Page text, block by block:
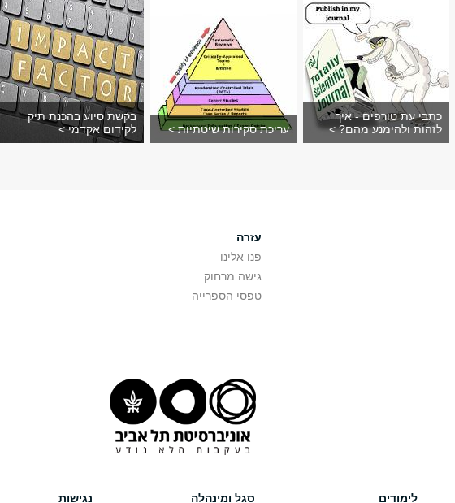
כתבי עת טורפים - איך
לזהות ולהימנע מהם? >
עריכת סקירות שיטתיות >
בקשת סיוע בהכנת תיק
לקידום אקדמי >
עזרה
פנו אלינו
גישה מרחוק
טפסי הספרייה
לימודים סגל ומינהלה נגישות